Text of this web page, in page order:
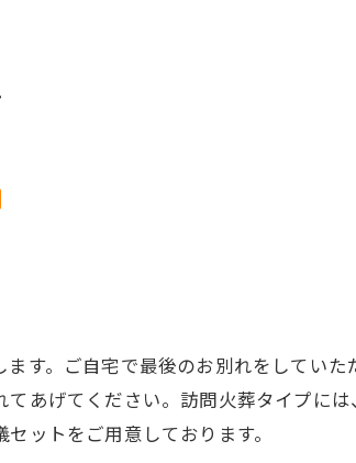
す。ご自宅で最後のお別れをしていた
あげてください。訪問火葬タイプに
ットをご用意しております。